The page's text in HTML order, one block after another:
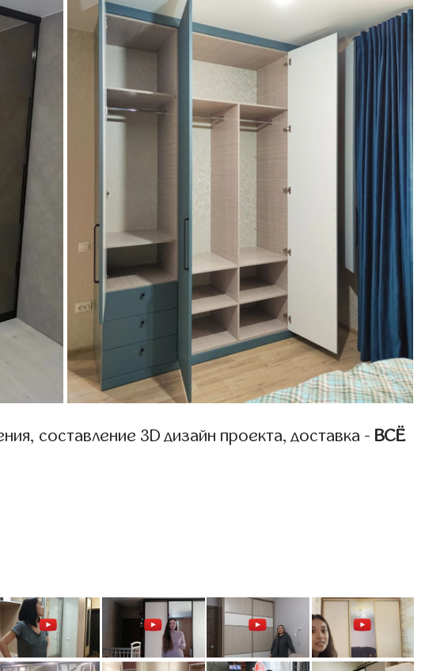
составление 3D дизайн проекта, доставка - ВСЁ